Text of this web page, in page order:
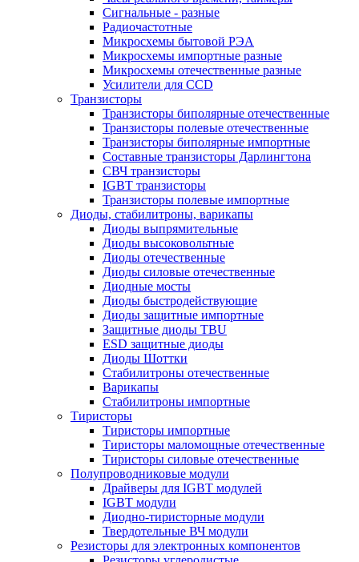
Сигнальные - разные
Радиочастотные
Микросхемы бытовой РЭА
Микросхемы импортные разные
Микросхемы отечественные разные
Усилители для CCD
Транзисторы
Транзисторы биполярные отечественные
Транзисторы полевые отечественные
Транзисторы биполярные импортные
Составные транзисторы Дарлингтона
СВЧ транзисторы
IGBT транзисторы
Транзисторы полевые импортные
Диоды, стабилитроны, варикапы
Диоды выпрямительные
Диоды высоковольтные
Диоды отечественные
Диоды силовые отечественные
Диодные мосты
Диоды быстродействующие
Диоды защитные импортные
Защитные диоды TBU
ESD защитные диоды
Диоды Шоттки
Стабилитроны отечественные
Варикапы
Стабилитроны импортные
Тиристоры
Тиристоры импортные
Тиристоры маломощные отечественные
Тиристоры силовые отечественные
Полупроводниковые модули
Драйверы для IGBT модулей
IGBT модули
Диодно-тиристорные модули
Твердотельные ВЧ модули
Резисторы для электронных компонентов